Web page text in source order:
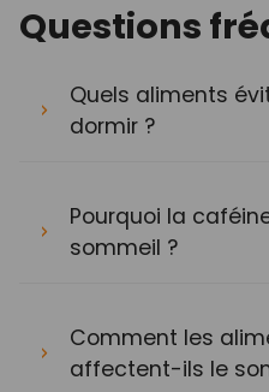
Questions
Quels aliments
dormir ?
Pourquoi la
sommeil ?
Comment les
affectent-ils le